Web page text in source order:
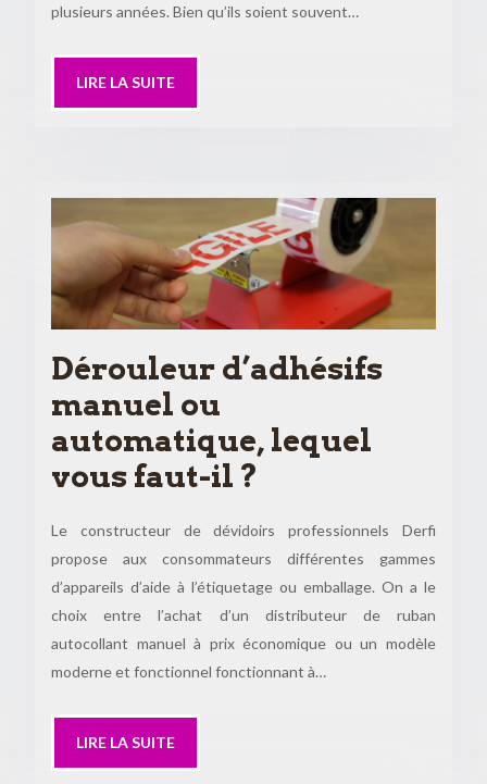
plusieurs années. Bien qu’ils soient souvent…
LIRE LA SUITE
Dérouleur d’adhésifs
manuel ou
automatique, lequel
vous faut-il ?
Le constructeur de dévidoirs professionnels Derfi
propose aux consommateurs différentes gammes
d’appareils d’aide à l’étiquetage ou emballage. On a le
choix entre l’achat d’un distributeur de ruban
autocollant manuel à prix économique ou un modèle
moderne et fonctionnel fonctionnant à…
LIRE LA SUITE